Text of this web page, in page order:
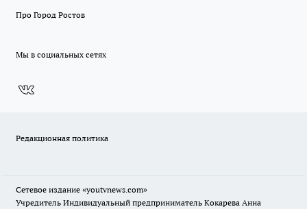
Про Город Ростов
Мы в социальных сетях
Редакционная политика
Сетевое издание «youtvnews.com»
Учредитель Индивидуальный предприниматель Кокарева Анна